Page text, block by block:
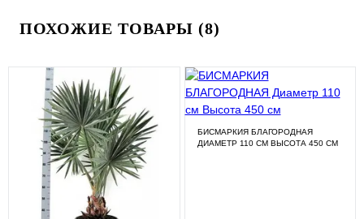
ПОХОЖИЕ ТОВАРЫ (8)
БИСМАРКИЯ БЛАГОРОДНАЯ
ДИАМЕТР 110 СМ ВЫСОТА 450 СМ